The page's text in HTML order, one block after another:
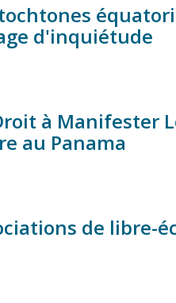
d'inquiétude
à Manifester
au Panama
de libre-